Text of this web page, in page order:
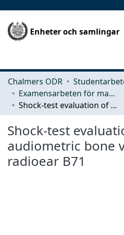
Enheter och samlingar
Chalmers ODR
Examensarbeten för masterexamen
Shock-test evaluation of the audiometric bone vibrator radioear B71
Shock-test
audiometric bone
radioear B71